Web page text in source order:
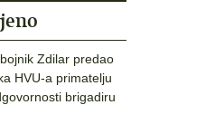
Zdilar predao
HVU-a primatelju
brigadiru